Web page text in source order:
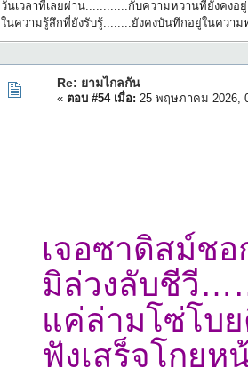
วันเวลาที่เลยผ่าน............กับความหวานที่ยังคงอยู่
ในความรู้สึกที่ยังรับรู้........ยังคงบันทึกอยู่ในความ
Re: ยามไกลกัน
« ตอบ #54 เมื่อ: 25 พฤษภาคม 2026,
เจอซาดิสม์
มิล่วงลับชีวี
แค่ล่ามโซ่โ
ฟังเสร็จโกย